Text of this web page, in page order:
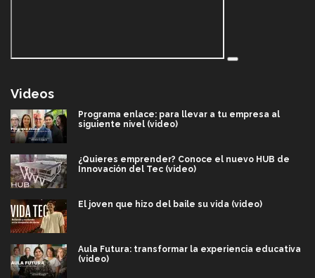
Videos
Programa enlace: para llevar a tu empresa al
siguiente nivel (video)
¿Quieres emprender? Conoce el nuevo HUB de
Innovación del Tec (video)
El joven que hizo del baile su vida (video)
Aula Futura: transformar la experiencia educativa
(video)